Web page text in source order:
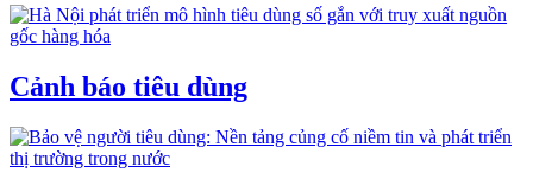
Cảnh báo tiêu dùng